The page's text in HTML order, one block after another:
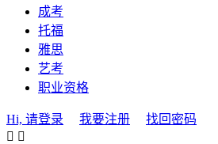
成考
托福
雅思
艺考
职业资格
Hi, 请登录 我要注册
找回密码
 